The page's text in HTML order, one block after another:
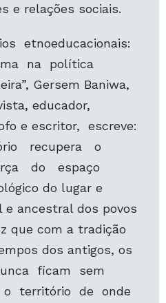
e relações sociais.
etnoeducacionais:
na política
Gersem Baniwa,
educador,
e escritor, escreve:
recupera o
do espaço
do lugar e
ancestral dos povos
que com a tradição
dos antigos, os
ficam sem
território de onde